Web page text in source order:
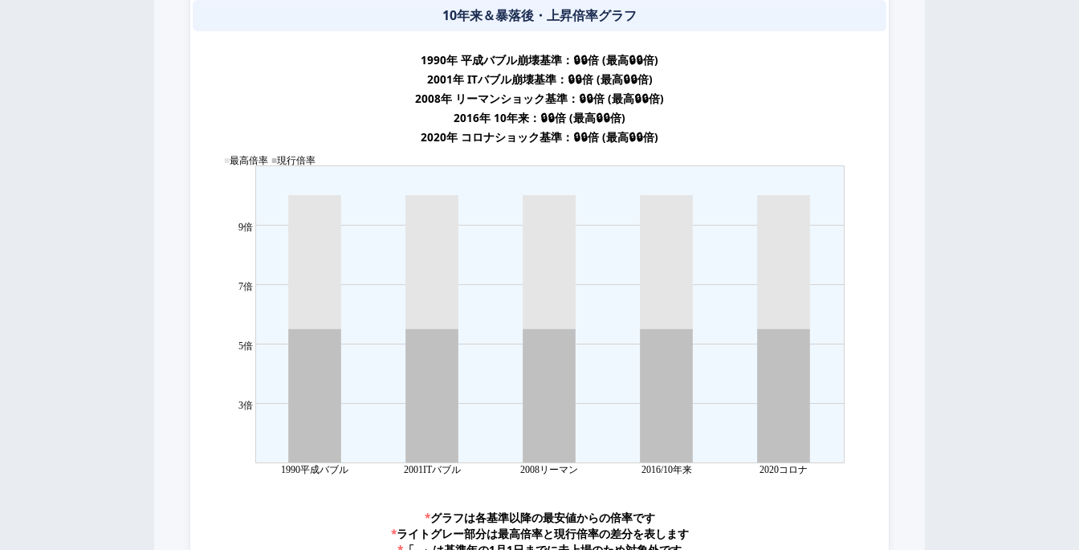
10年来＆暴落後・上昇倍率グラフ
1990年 平成バブル崩壊基準：🔒🔒倍 (最高🔒🔒倍)
2001年 ITバブル崩壊基準：🔒🔒倍 (最高🔒🔒倍)
2008年 リーマンショック基準：🔒🔒倍 (最高🔒🔒倍)
2016年 10年来：🔒🔒倍 (最高🔒🔒倍)
2020年 コロナショック基準：🔒🔒倍 (最高🔒🔒倍)
*グラフは各基準以降の最安値からの倍率です
*ライトグレー部分は最高倍率と現行倍率の差分を表します